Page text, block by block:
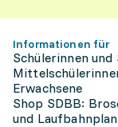
Informationen für
Schülerinnen und
Erwachsene
Shop SDBB:
und